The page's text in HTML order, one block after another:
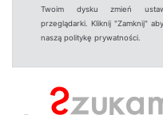
Twoim dysku zmień
przeglądarki. Kliknij "Zamknij"
naszą politykę prywatności.